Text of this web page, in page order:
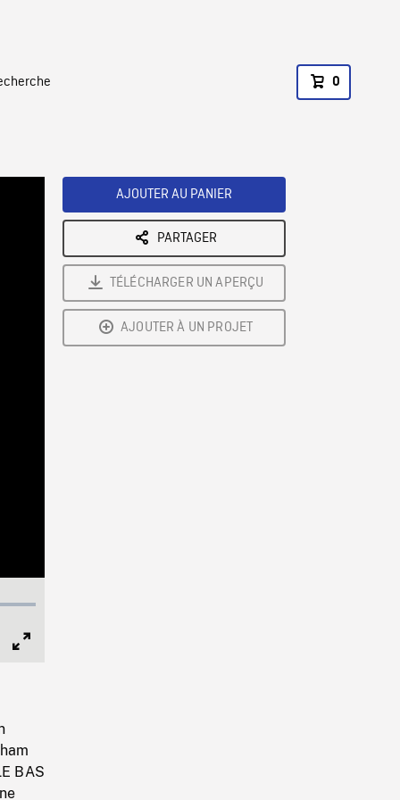
0
BAS
AJOUTER AU PANIER
PARTAGER
TÉLÉCHARGER UN APERÇU
AJOUTER À UN PROJET